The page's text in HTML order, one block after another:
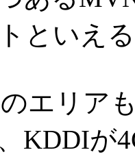
といえ
エリア
KDDIが